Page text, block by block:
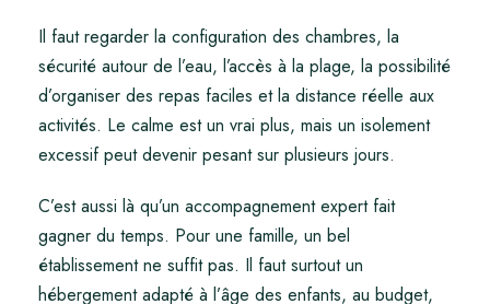
Il faut regarder la configuration des chambres, la
sécurité autour de l’eau, l’accès à la plage, la possibilité
d’organiser des repas faciles et la distance réelle aux
activités. Le calme est un vrai plus, mais un isolement
excessif peut devenir pesant sur plusieurs jours.
C’est aussi là qu’un accompagnement expert fait
gagner du temps. Pour une famille, un bel
établissement ne suffit pas. Il faut surtout un
hébergement adapté à l’âge des enfants, au budget,